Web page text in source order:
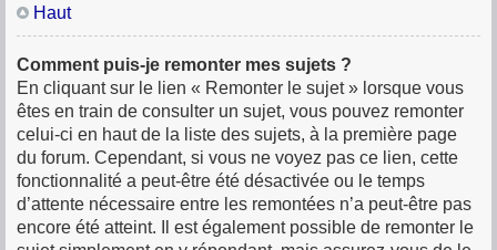
Haut
Comment puis-je remonter mes sujets ?
En cliquant sur le lien « Remonter le sujet » lorsque vous
êtes en train de consulter un sujet, vous pouvez remonter
celui-ci en haut de la liste des sujets, à la première page
du forum. Cependant, si vous ne voyez pas ce lien, cette
fonctionnalité a peut-être été désactivée ou le temps
d’attente nécessaire entre les remontées n’a peut-être pas
encore été atteint. Il est également possible de remonter le